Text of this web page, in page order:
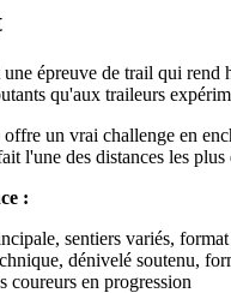
une épreuve de trail qui rend
qu'aux traileurs
un vrai challenge en
l'une des distances les
:
sentiers variés,
dénivelé soutenu,
en progression